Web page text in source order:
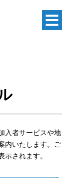
入者サービスや地
内いたします。ご
されます。